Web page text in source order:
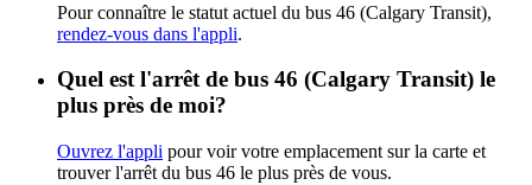
Pour connaître le statut actuel du bus 46 (Calgary Transit),
rendez-vous dans l'appli.
Quel est l'arrêt de bus 46 (Calgary Transit) le
plus près de moi?
Ouvrez l'appli pour voir votre emplacement sur la carte et
trouver l'arrêt du bus 46 le plus près de vous.